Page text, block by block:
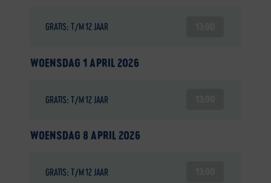
GRATIS: T/M 12 JAAR
WOENSDAG 1 APRIL 2026
GRATIS: T/M 12 JAAR
WOENSDAG 8 APRIL 2026
GRATIS: T/M 12 JAAR